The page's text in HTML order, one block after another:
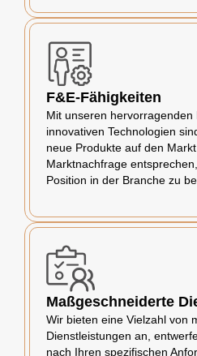
F&E-Fähigkeiten
Mit unseren hervorragenden
innovativen Technologien
neue Produkte auf den
Marktnachfrage
Position in der Branche zu
Maßgeschneiderte
Wir bieten eine Vielzahl von
Dienstleistungen an,
nach Ihren spezifischen